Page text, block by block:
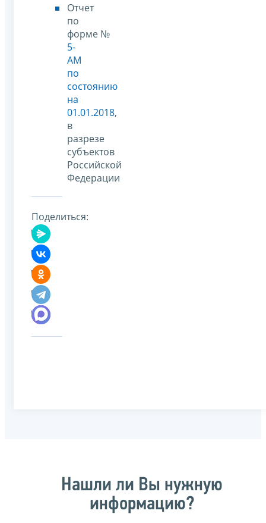
Отчет
по
форме №
5-
АМ
по
состоянию
на
01.01.2018,
в
разрезе
субъектов
Российской
Федерации
Поделиться:
Нашли ли Вы нужную
информацию?